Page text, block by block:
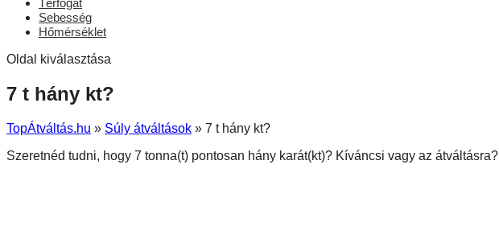
Térfogat
Sebesség
Hőmérséklet
Oldal kiválasztása
7 t hány kt?
TopÁtváltás.hu » Súly átváltások » 7 t hány kt?
Szeretnéd tudni, hogy 7 tonna(t) pontosan hány karát(kt)? Kíváncsi vagy az átváltásra?